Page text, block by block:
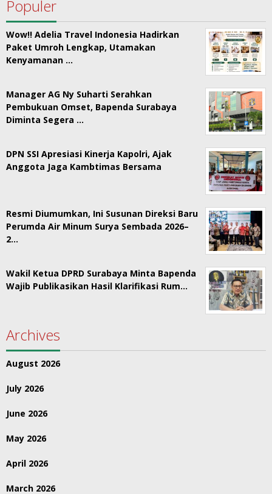
Populer
Wow!! Adelia Travel Indonesia Hadirkan
Paket Umroh Lengkap, Utamakan
Kenyamanan …
Manager AG Ny Suharti Serahkan
Pembukuan Omset, Bapenda Surabaya
Diminta Segera …
DPN SSI Apresiasi Kinerja Kapolri, Ajak
Anggota Jaga Kambtimas Bersama
Resmi Diumumkan, Ini Susunan Direksi Baru
Perumda Air Minum Surya Sembada 2026–
2…
Wakil Ketua DPRD Surabaya Minta Bapenda
Wajib Publikasikan Hasil Klarifikasi Rum…
Archives
August 2026
July 2026
June 2026
May 2026
April 2026
March 2026